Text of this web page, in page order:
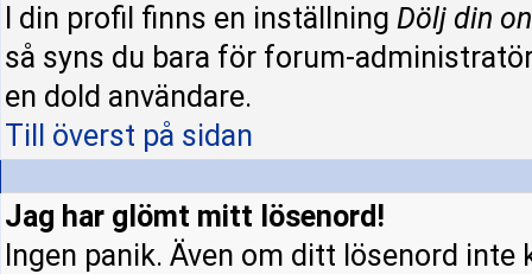
I din profil finns en inställning Dölj din
så syns du bara för forum-
en dold användare.
Till överst på sidan
Jag har glömt mitt lösenord!
Ingen panik. Även om ditt lösenord